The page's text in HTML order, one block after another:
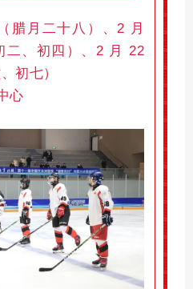
腊月二十八）、2 月
、初四）、2 月 22
初七）
心